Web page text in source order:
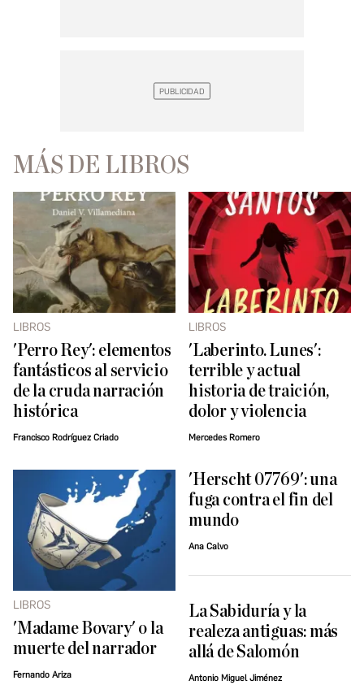
MÁS DE LIBROS
LIBROS
'Perro Rey': elementos
fantásticos al servicio
de la cruda narración
histórica
Francisco Rodríguez Criado
LIBROS
'Laberinto. Lunes':
terrible y actual
historia de traición,
dolor y violencia
Mercedes Romero
LIBROS
'Madame Bovary' o la
muerte del narrador
Fernando Ariza
'Herscht 07769': una
fuga contra el fin del
mundo
Ana Calvo
La Sabiduría y la
realeza antiguas: más
allá de Salomón
Antonio Miguel Jiménez